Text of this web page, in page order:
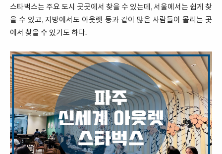
스타벅스는 주요 도시 곳곳에서 찾을 수 있는데, 서울에서는 쉽게 찾
을 수 있고, 지방에서도 아웃렛 등과 같이 많은 사람들이 몰리는 곳
에서 찾을 수 있기도 하다.